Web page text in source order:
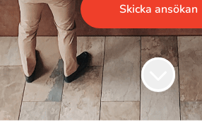
Skicka ansökan